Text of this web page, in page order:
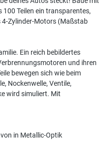
100 Teilen ein transparentes,
Zylinder-Motors (Maßstab
Ein reich bebildertes
und ihren
bewegen sich wie beim
Nockenwelle, Ventile,
wird simuliert. Mit
in Metallic-Optik